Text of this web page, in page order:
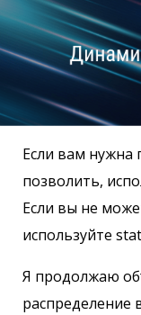
Если вам нужна
позволить,
Если вы не
используйте
Я продолжаю
распределение